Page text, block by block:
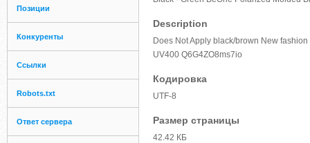
Позиции
Конкуренты
Ссылки
Robots.txt
Ответ сервера
Description
Does Not Apply black/brown New
UV400 Q6G4ZO8ms7io
Кодировка
UTF-8
Размер страницы
42.42 КБ